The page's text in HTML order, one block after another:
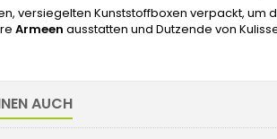
versiegelten Kunststoffboxen verpackt, um
Armeen ausstatten und Dutzende von
AUCH